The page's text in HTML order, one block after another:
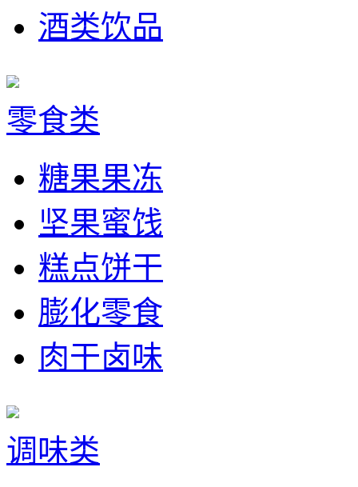
酒类饮品
零食类
糖果果冻
坚果蜜饯
糕点饼干
膨化零食
肉干卤味
调味类